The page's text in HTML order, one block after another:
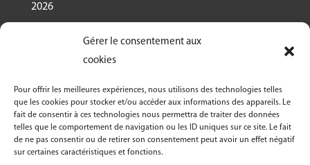
Gérer le consentement aux
cookies
Pour offrir les meilleures expériences, nous utilisons des technologies telles
que les cookies pour stocker et/ou accéder aux informations des appareils. Le
fait de consentir à ces technologies nous permettra de traiter des données
telles que le comportement de navigation ou les ID uniques sur ce site. Le fait
de ne pas consentir ou de retirer son consentement peut avoir un effet négatif
sur certaines caractéristiques et fonctions.
2026
décernés par Canopea
Découvrez nos activités dans le cadre de « La
Semaine Bio 2026 »
Le Crabe asbl fête ses 50 ans en 2026!